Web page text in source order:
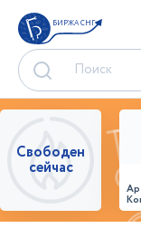
БИРЖА СНГ
Свободен
сейчас